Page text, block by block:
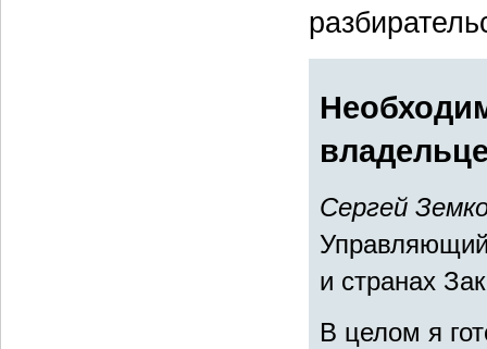
Сергей
Управляющий
и странах
В целом я